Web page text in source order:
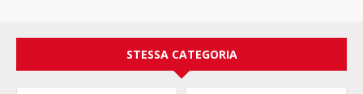
STESSA CATEGORIA